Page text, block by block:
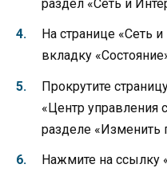
раздел «Сеть и
На странице «Сеть
вкладку
Прокрутите
«Центр управления
разделе «Изменить
Нажмите на ссылку